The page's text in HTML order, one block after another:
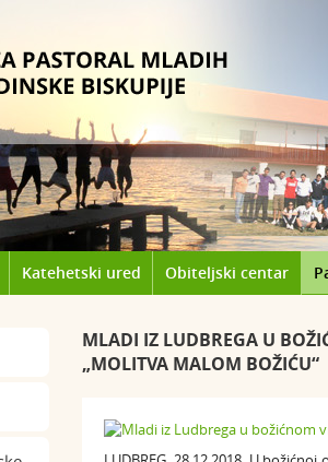
Katehetski ured Obiteljski centar
MLADI IZ LUDBREGA U
„MOLITVA MALOM BOŽIĆU“